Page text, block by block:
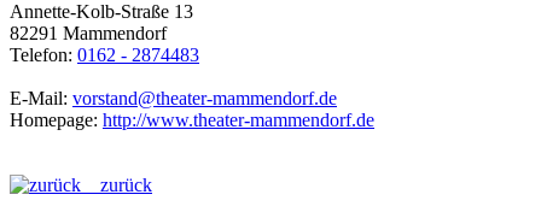
Annette-Kolb-Straße 13
82291 Mammendorf
Telefon: 0162 - 2874483
E-Mail: vorstand@theater-mammendorf.de
Homepage: http://www.theater-mammendorf.de
zurück